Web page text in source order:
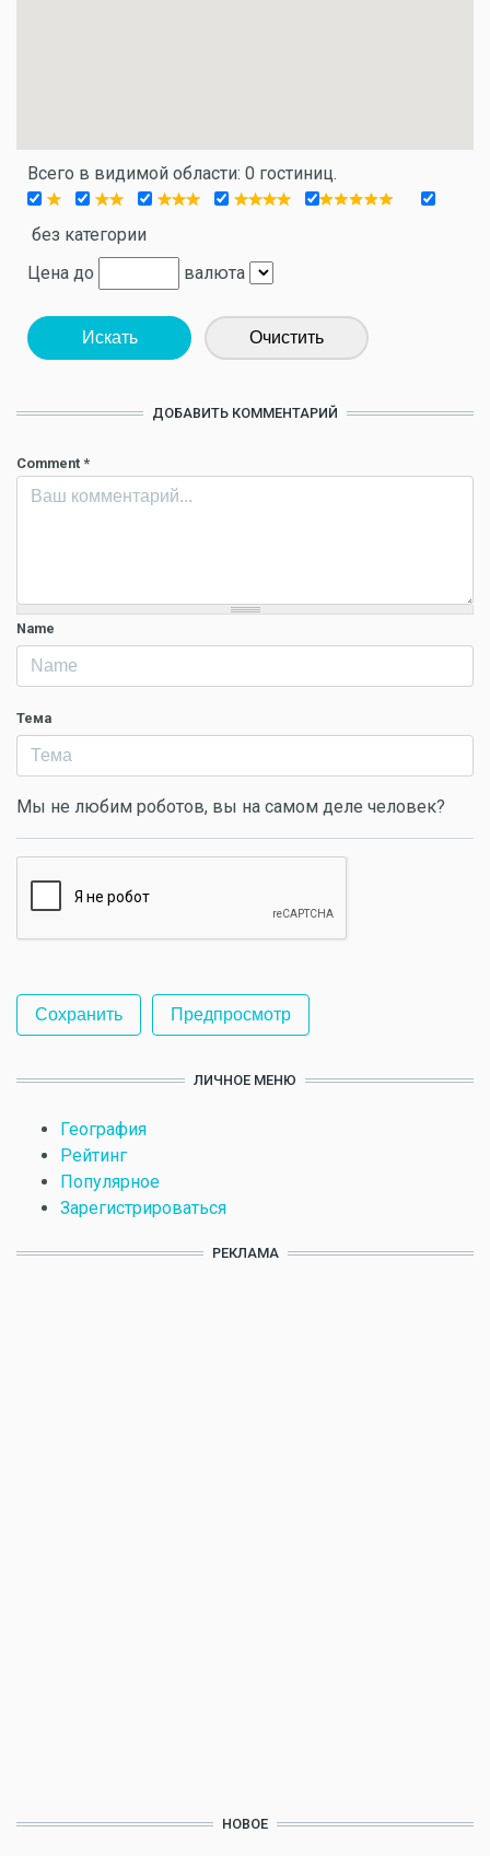
Всего в видимой области: 0 гостиниц.
без категории
Цена до
валюта
Искать Очистить
ДОБАВИТЬ КОММЕНТАРИЙ
Comment *
Name
Тема
Мы не любим роботов, вы на самом деле человек?
ЛИЧНОЕ МЕНЮ
География
Рейтинг
Популярное
Зарегистрироваться
РЕКЛАМА
НОВОЕ